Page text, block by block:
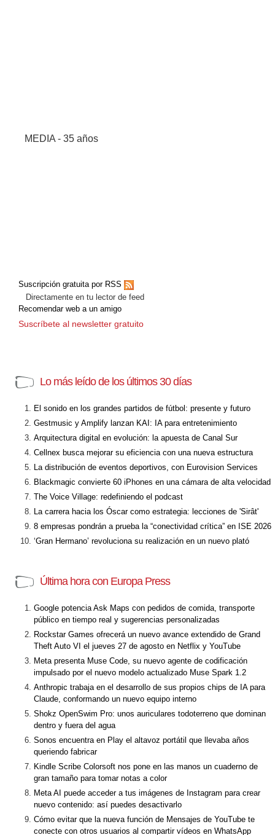
MEDIA - 35 años
Suscripción gratuita por RSS
Directamente en tu lector de feed
Recomendar web a un amigo
Suscríbete al newsletter gratuito
Lo más leído de los últimos 30 días
El sonido en los grandes partidos de fútbol: presente y futuro
Gestmusic y Amplify lanzan KAI: IA para entretenimiento
Arquitectura digital en evolución: la apuesta de Canal Sur
Cellnex busca mejorar su eficiencia con una nueva estructura
La distribución de eventos deportivos, con Eurovision Services
Blackmagic convierte 60 iPhones en una cámara de alta velocidad
The Voice Village: redefiniendo el podcast
La carrera hacia los Óscar como estrategia: lecciones de 'Sirât'
8 empresas pondrán a prueba la “conectividad crítica” en ISE 2026
‘Gran Hermano’ revoluciona su realización en un nuevo plató
Última hora con Europa Press
Google potencia Ask Maps con pedidos de comida, transporte
público en tiempo real y sugerencias personalizadas
Rockstar Games ofrecerá un nuevo avance extendido de Grand
Theft Auto VI el jueves 27 de agosto en Netflix y YouTube
Meta presenta Muse Code, su nuevo agente de codificación
impulsado por el nuevo modelo actualizado Muse Spark 1.2
Anthropic trabaja en el desarrollo de sus propios chips de IA para
Claude, conformando un nuevo equipo interno
Shokz OpenSwim Pro: unos auriculares todoterreno que dominan
dentro y fuera del agua
Sonos encuentra en Play el altavoz portátil que llevaba años
queriendo fabricar
Kindle Scribe Colorsoft nos pone en las manos un cuaderno de
gran tamaño para tomar notas a color
Meta AI puede acceder a tus imágenes de Instagram para crear
nuevo contenido: así puedes desactivarlo
Cómo evitar que la nueva función de Mensajes de YouTube te
conecte con otros usuarios al compartir vídeos en WhatsApp